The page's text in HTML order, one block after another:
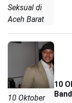
Seksual di
Aceh Barat
10 Oktober
10